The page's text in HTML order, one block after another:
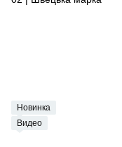
Новинка
Видео